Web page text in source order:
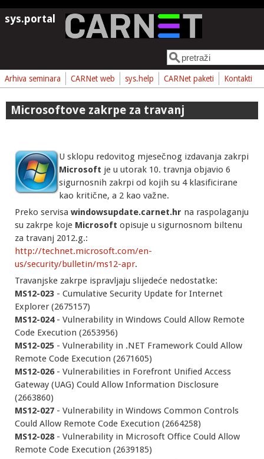
Skoči na glavni sadržaj
sys.portal
Obrazac pretrage
Pretraga
Arhiva seminara CARNet web sys.help CARNet paketi Kontakti
Microsoftove zakrpe za travanj
U sklopu redovitog mjesečnog izdavanja zakrpi
Microsoft je u utorak 10. travnja objavio 6
sigurnosnih zakrpi od kojih su 4 klasificirane
kao kritične, a 2 kao važne.
Preko servisa windowsupdate.carnet.hr na raspolaganju
su zakrpe koje Microsoft opisuje u sigurnosnom biltenu
za travanj 2012.g.:
http://technet.microsoft.com/en-
us/security/bulletin/ms12-apr.
Travanjske zakrpe ispravljaju slijedeće nedostatke:
MS12-023 - Cumulative Security Update for Internet
Explorer (2675157)
MS12-024- Vulnerability in Windows Could Allow Remote
Code Execution (2653956)
MS12-025 - Vulnerability in .NET Framework Could Allow
Remote Code Execution (2671605)
MS12-026- Vulnerabilities in Forefront Unified Access
Gateway (UAG) Could Allow Information Disclosure
(2663860)
MS12-027 - Vulnerability in Windows Common Controls
Could Allow Remote Code Execution (2664258)
MS12-028- Vulnerability in Microsoft Office Could Allow
Remote Code Execution (2639185)